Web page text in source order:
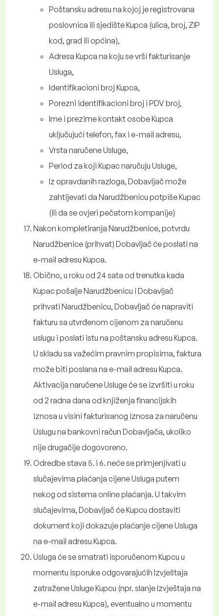
Poštansku adresu na kojoj je registrovana
poslovnica ili sjedište Kupca (ulica, broj, ZIP
kod, grad ili općina),
Adresa Kupca na koju se vrši fakturisanje
Usluga,
Identifikacioni broj Kupca,
Porezni identifikacioni broj i PDV broj,
Ime i prezime kontakt osobe Kupca
uključujući telefon, fax i e-mail adresu,
Vrsta naručene Usluge,
Period za koji Kupac naručuju Usluge,
Iz opravdanih razloga, Dobavljač može
zahtijevati da Narudžbenicu potpiše Kupac
(ili da se ovjeri pečatom kompanije)
Nakon kompletiranja Narudžbenice, potvrdu
Narudžbenice (prihvat) Dobavljač će poslati na
e-mail adresu Kupca.
Obično, u roku od 24 sata od trenutka kada
Kupac pošalje Narudžbenicu i Dobavljač
prihvati Narudžbenicu, Dobavljač će napraviti
fakturu sa utvrđenom cijenom za naručenu
uslugu i poslati istu na poštansku adresu Kupca.
U skladu sa važećim pravnim propisima, faktura
može biti poslana na e-mail adresu Kupca.
Aktivacija naručene Usluge će se izvršiti u roku
od 2 radna dana od knjiženja financijskih
iznosa u visini fakturisanog iznosa za naručenu
Uslugu na bankovni račun Dobavljača, ukoliko
nije drugačije dogovoreno.
Odredbe stava 5. i 6. neće se primjenjivati u
slučajevima plaćanja cijene Usluga putem
nekog od sistema online plaćanja. U takvim
slučajevima, Dobavljač će Kupcu dostaviti
dokument koji dokazuje plaćanje cijene Usluga
na e-mail adresu Kupca.
Usluga će se smatrati isporučenom Kupcu u
momentu isporuke odgovarajućih Izvještaja
zatražene Usluge Kupcu (npr. slanje Izvještaja na
e-mail adresu Kupca), eventualno u momentu